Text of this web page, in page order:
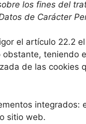
los fines del
de Carácter
el artículo 22.2
teniendo
de las cookies
sitio web.